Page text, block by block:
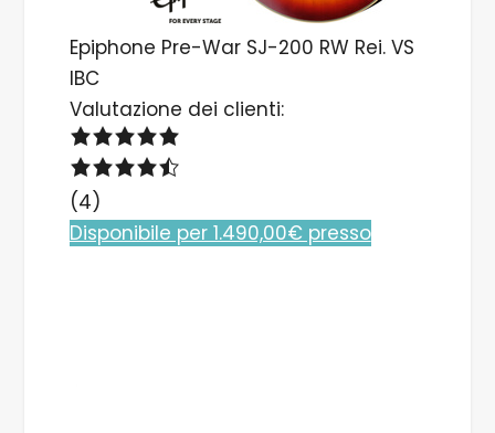
Epiphone Pre-War SJ-200 RW Rei. VS
IBC
Valutazione dei clienti:
(4)
Disponibile per 1.490,00€ presso